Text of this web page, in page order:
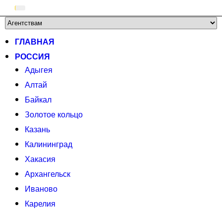
ГЛАВНАЯ
РОССИЯ
Адыгея
Алтай
Байкал
Золотое кольцо
Казань
Калининград
Хакасия
Архангельск
Иваново
Карелия